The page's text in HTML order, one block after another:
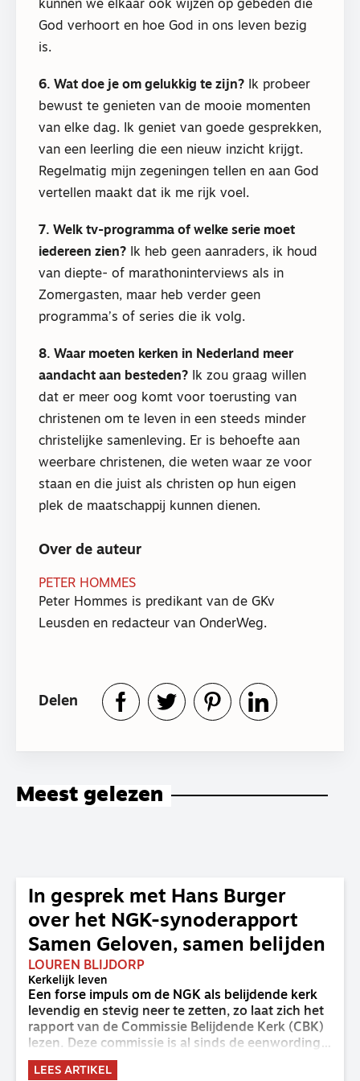
kunnen we elkaar ook wijzen op gebeden die
God verhoort en hoe God in ons leven bezig
is.
6. Wat doe je om gelukkig te zijn? Ik probeer
bewust te genieten van de mooie momenten
van elke dag. Ik geniet van goede gesprekken,
van een leerling die een nieuw inzicht krijgt.
Regelmatig mijn zegeningen tellen en aan God
vertellen maakt dat ik me rijk voel.
7. Welk tv-programma of welke serie moet
iedereen zien? Ik heb geen aanraders, ik houd
van diepte- of marathoninterviews als in
Zomergasten, maar heb verder geen
programma’s of series die ik volg.
8. Waar moeten kerken in Nederland meer
aandacht aan besteden? Ik zou graag willen
dat er meer oog komt voor toerusting van
christenen om te leven in een steeds minder
christelijke samenleving. Er is behoefte aan
weerbare christenen, die weten waar ze voor
staan en die juist als christen op hun eigen
plek de maatschappij kunnen dienen.
Over de auteur
PETER HOMMES
Peter Hommes is predikant van de GKv
Leusden en redacteur van OnderWeg.
Delen
Meest gelezen
In gesprek met Hans Burger
over het NGK-synoderapport
Samen Geloven, samen belijden
LOUREN BLIJDORP
Kerkelijk leven
Een forse impuls om de NGK als belijdende kerk
levendig en stevig neer te zetten, zo laat zich het
rapport van de Commissie Belijdende Kerk (CBK)
lezen. Deze commissie is al sinds de eenwording
van de GKv en NGK actief en kreeg van de
synode van Deventer in 2023 de opdracht om
LEES ARTIKEL